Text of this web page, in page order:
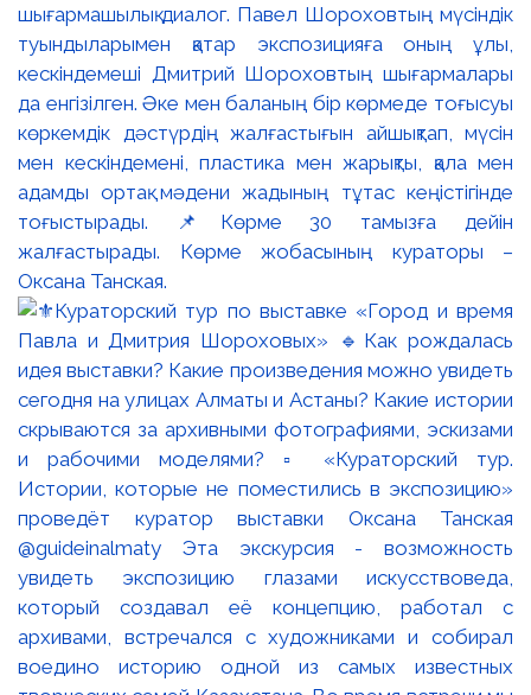
шығармашылық диалог. Павел Шороховтың мүсіндік
туындыларымен қатар экспозицияға оның ұлы,
кескіндемеші Дмитрий Шороховтың шығармалары
да енгізілген. Әке мен баланың бір көрмеде тоғысуы
көркемдік дәстүрдің жалғастығын айшықтап, мүсін
мен кескіндемені, пластика мен жарықты, қала мен
адамды ортақ мәдени жадының тұтас кеңістігінде
тоғыстырады. 📌Көрме 30 тамызға дейін
жалғастырады. Көрме жобасының кураторы –
Оксана Танская.